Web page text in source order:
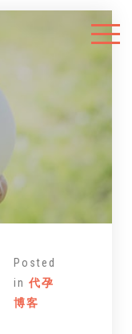
Posted
in代孕
博客